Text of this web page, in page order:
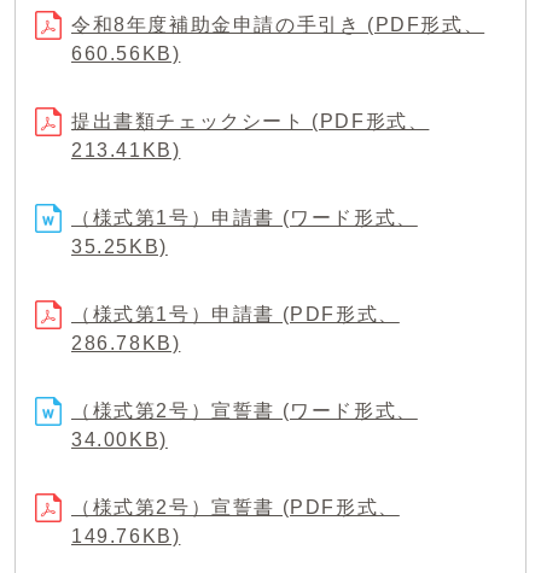
令和8年度補助金申請の手引き (PDF形式、
660.56KB)
提出書類チェックシート (PDF形式、
213.41KB)
（様式第1号）申請書 (ワード形式、
35.25KB)
（様式第1号）申請書 (PDF形式、
286.78KB)
（様式第2号）宣誓書 (ワード形式、
34.00KB)
（様式第2号）宣誓書 (PDF形式、
149.76KB)